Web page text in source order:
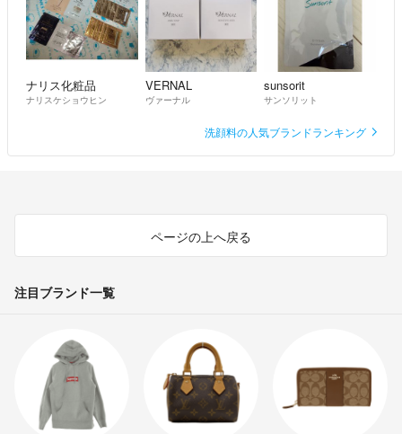
ナリス化粧品
ナリスケショウヒン
VERNAL
ヴァーナル
sunsorit
サンソリット
洗顔料の人気ブランドランキング
ページの上へ戻る
注目ブランド一覧